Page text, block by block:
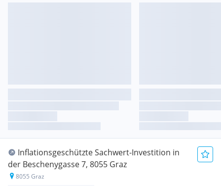
Inflationsgeschützte Sachwert-Investition in
der Beschenygasse 7, 8055 Graz
8055 Graz